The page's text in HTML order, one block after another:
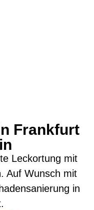
Frankfurt
Leckortung mit
Auf Wunsch mit
in